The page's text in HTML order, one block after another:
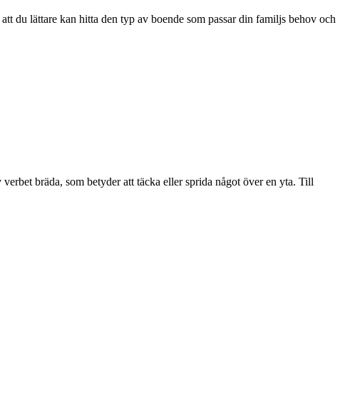
du lättare kan hitta den typ av boende som passar din familjs behov och
bräda, som betyder att täcka eller sprida något över en yta. Till